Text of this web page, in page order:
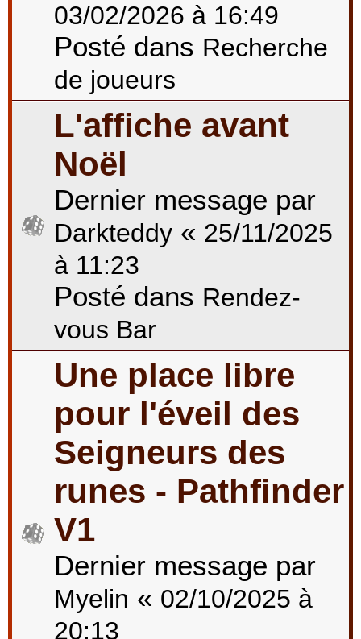
03/02/2026 à 16:49
Posté dans Recherche
de joueurs
L'affiche avant
Noël
Dernier message par
Darkteddy « 25/11/2025
à 11:23
Posté dans Rendez-
vous Bar
Une place libre
pour l'éveil des
Seigneurs des
runes - Pathfinder
V1
Dernier message par
Myelin « 02/10/2025 à
20:13